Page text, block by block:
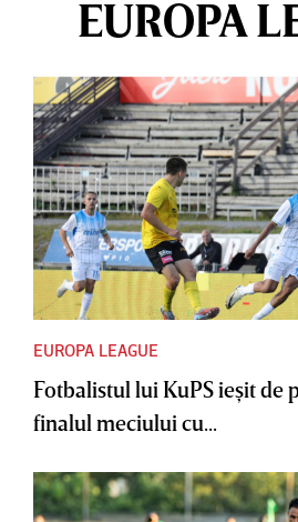
EUROPA
EUROPA LEAGUE
Fotbalistul lui KuPS ieşit de
finalul meciului cu...